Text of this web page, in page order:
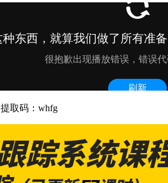
提取码：whfg